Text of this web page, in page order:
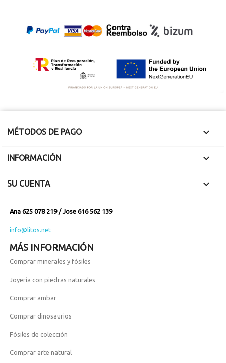
MÉTODOS DE PAGO 
INFORMACIÓN 
SU CUENTA 
Ana 625 078 219 / Jose 616 562 139
info@litos.net
MÁS INFORMACIÓN
Comprar minerales y fósiles
Joyería con piedras naturales
Comprar ambar
Comprar dinosaurios
Fósiles de colección
Comprar arte natural